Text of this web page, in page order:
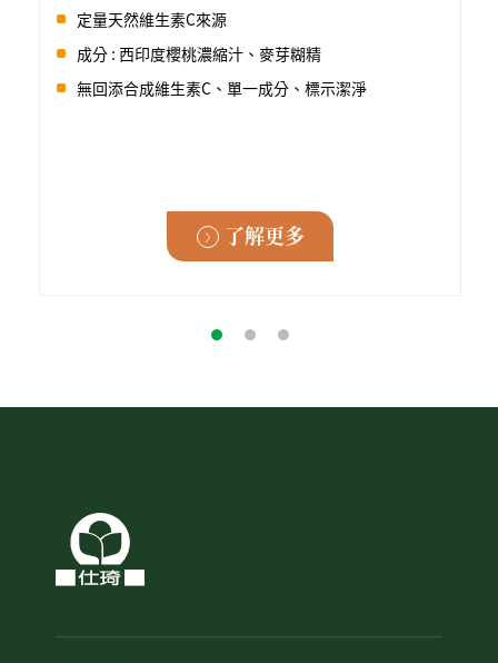
定量天然維生素C來源
成分 : 西印度櫻桃濃縮汁、麥芽糊精
無回添合成維生素C、單一成分、標示潔淨
了解更多